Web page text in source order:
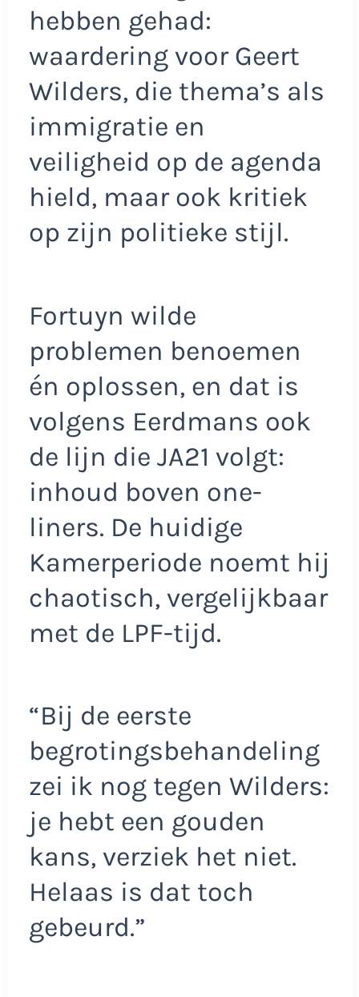
hebben gehad:
waardering voor Geert
Wilders, die thema’s als
immigratie en
veiligheid op de agenda
hield, maar ook kritiek
op zijn politieke stijl.
Fortuyn wilde
problemen benoemen
én oplossen, en dat is
volgens Eerdmans ook
de lijn die JA21 volgt:
inhoud boven one-
liners. De huidige
Kamerperiode noemt hij
chaotisch, vergelijkbaar
met de LPF-tijd.
“Bij de eerste
begrotingsbehandeling
zei ik nog tegen Wilders:
je hebt een gouden
kans, verziek het niet.
Helaas is dat toch
gebeurd.”